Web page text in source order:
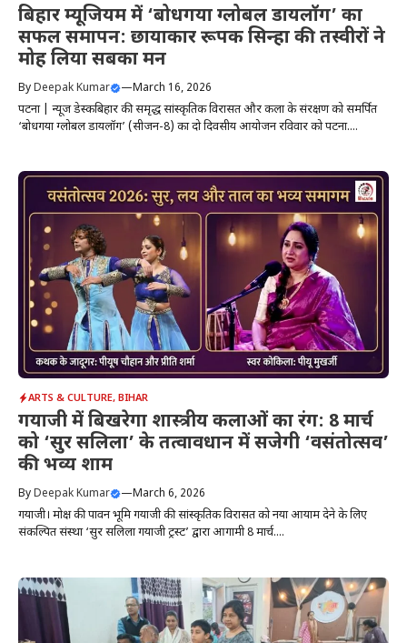
बिहार म्यूजियम में ‘बोधगया ग्लोबल डायलॉग’ का
सफल समापन: छायाकार रूपक सिन्हा की तस्वीरों ने
मोह लिया सबका मन
ByDeepak Kumar —March 16, 2026
पटना | न्यूज डेस्कबिहार की समृद्ध सांस्कृतिक विरासत और कला के संरक्षण को समर्पित
‘बोधगया ग्लोबल डायलॉग’ (सीजन-8) का दो दिवसीय आयोजन रविवार को पटना....
ARTS & CULTURE, BIHAR
गयाजी में बिखरेगा शास्त्रीय कलाओं का रंग: 8 मार्च
को ‘सुर सलिला’ के तत्वावधान में सजेगी ‘वसंतोत्सव’
की भव्य शाम
ByDeepak Kumar —March 6, 2026
गयाजी। मोक्ष की पावन भूमि गयाजी की सांस्कृतिक विरासत को नया आयाम देने के लिए
संकल्पित संस्था ‘सुर सलिला गयाजी ट्रस्ट’ द्वारा आगामी 8 मार्च....